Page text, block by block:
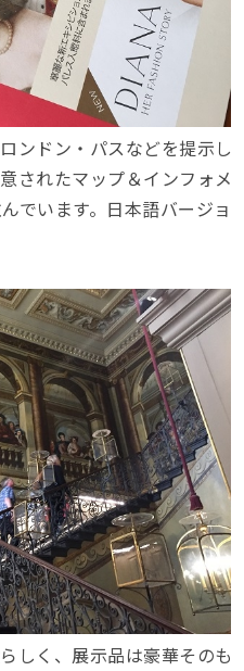
ンドン・パスなどを提示し
されたマップ＆インフォメ
でいます。日本語バージョ
しく、展示品は豪華そのも